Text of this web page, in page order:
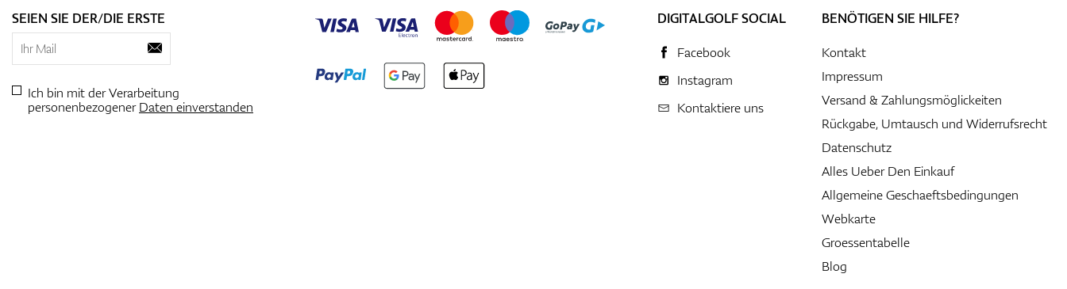
SEIEN SIE DER/DIE ERSTE
Ich bin mit der Verarbeitung
personenbezogenerDaten einverstanden
DIGITALGOLF SOCIAL
Facebook
Instagram
Kontaktiere uns
BENÖTIGEN SIE HILFE?
Kontakt
Impressum
Versand & Zahlungsmöglickeiten
Rückgabe, Umtausch und Widerrufsrecht
Datenschutz
Alles Ueber Den Einkauf
Allgemeine Geschaeftsbedingungen
Webkarte
Groessentabelle
Blog